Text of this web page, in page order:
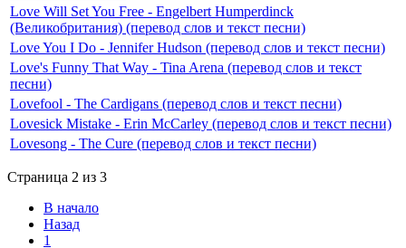
Love Will Set You Free - Engelbert Humperdinck
(Великобритания) (перевод слов и текст песни)
Love You I Do - Jennifer Hudson (перевод слов и текст песни)
Love's Funny That Way - Tina Arena (перевод слов и текст
песни)
Lovefool - The Cardigans (перевод слов и текст песни)
Lovesick Mistake - Erin McCarley (перевод слов и текст песни)
Lovesong - The Cure (перевод слов и текст песни)
Страница 2 из 3
В начало
Назад
1